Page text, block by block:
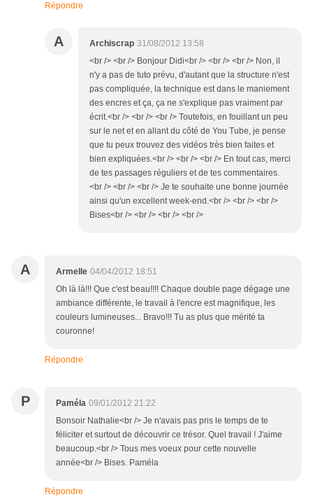
Répondre
A Archiscrap 31/08/2012 13:58
<br /> <br /> Bonjour Didi<br /> <br /> <br /> Non, il
n'y a pas de tuto prévu, d'autant que la structure n'est
pas compliquée, la technique est dans le maniement
des encres et ça, ça ne s'explique pas vraiment par
écrit.<br /> <br /> <br /> Toutefois, en fouillant un peu
sur le net et en allant du côté de You Tube, je pense
que tu peux trouvez des vidéos très bien faites et
bien expliquées.<br /> <br /> <br /> En tout cas, merci
de tes passages réguliers et de tes commentaires.
<br /> <br /> <br /> Je te souhaite une bonne journée
ainsi qu'un excellent week-end.<br /> <br /> <br />
Bises<br /> <br /> <br /> <br />
A Armelle 04/04/2012 18:51
Oh là là!!! Que c'est beau!!!! Chaque double page dégage une
ambiance différente, le travail à l'encre est magnifique, les
couleurs lumineuses... Bravo!!! Tu as plus que mérité ta
couronne!
Répondre
P Paméla 09/01/2012 21:22
Bonsoir Nathalie<br /> Je n'avais pas pris le temps de te
féliciter et surtout de découvrir ce trésor. Quel travail ! J'aime
beaucoup.<br /> Tous mes voeux pour cette nouvelle
année<br /> Bises. Paméla
Répondre